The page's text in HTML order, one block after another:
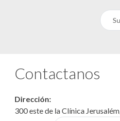
Contactanos
Dirección:
300 este de la Clínica